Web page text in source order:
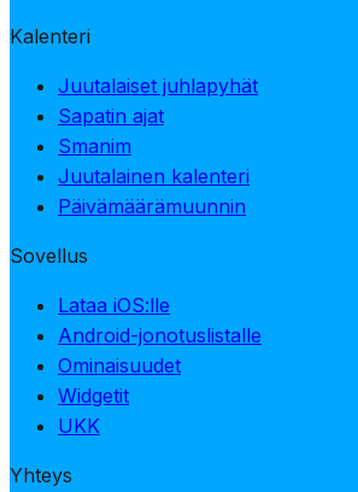
Kalenteri
Juutalaiset juhlapyhät
Sapatin ajat
Smanim
Juutalainen kalenteri
Päivämäärämuunnin
Sovellus
Lataa iOS:lle
Android-jonotuslistalle
Ominaisuudet
Widgetit
UKK
Yhteys